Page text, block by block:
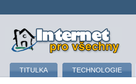
připojení k internetu
TITULKA TECHNOLOGIE